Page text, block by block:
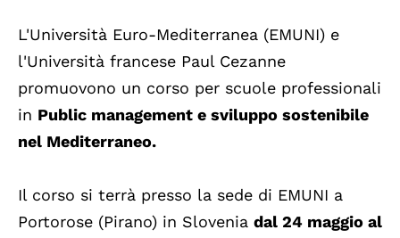
L'Università Euro-Mediterranea (EMUNI) e
l'Università francese Paul Cezanne
promuovono un corso per scuole professionali
in Public management e sviluppo sostenibile
nel Mediterraneo.
Il corso si terrà presso la sede di EMUNI a
Portorose (Pirano) in Slovenia dal 24 maggio al